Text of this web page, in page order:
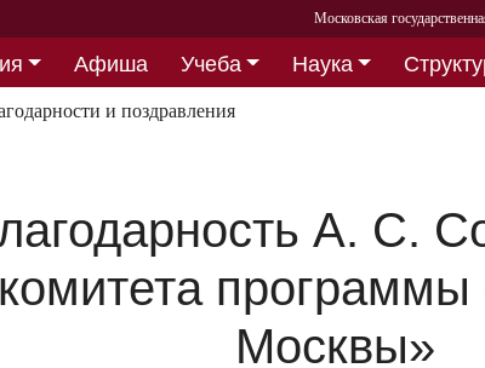
Московская
Афиша Учеба Наука
и поздравления
А. С.
Москвы»